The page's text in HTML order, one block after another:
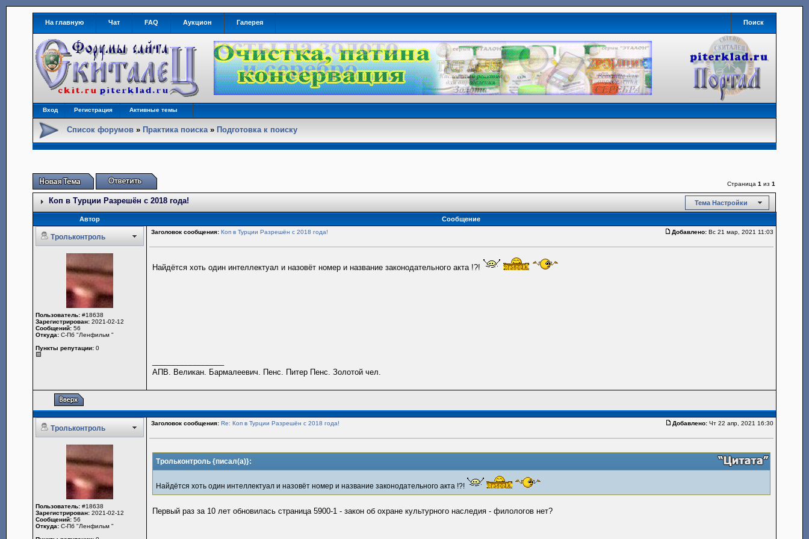
На главную Чат FAQ Аукцион Галерея Поиск
Вход Регистрация Активные темы
Список форумов» Практика поиска» Подготовка к поиску
Страница 1 из 1
Коп в Турции Разрешён с 2018 года! Тема Настройки
Автор Сообщение
Трольконтроль
Заголовок сообщения: Коп в Турции Разрешён с 2018 года! Добавлено:Вс 21 мар, 2021 11:03
Пользователь:#18638
Зарегистрирован:2021-02-12
Сообщений:56
Откуда:С-Пб "Ленфильм "
Пункты репутации:0
Найдётся хоть один интеллектуал и назовёт номер и название законодательного акта !?!
АПВ. Великан. Бармалеевич. Пенс. Питер Пенс. Золотой чел.
Трольконтроль
Заголовок сообщения: Re: Коп в Турции Разрешён с 2018 года! Добавлено:Чт 22 апр, 2021 16:30
Пользователь:#18638
Зарегистрирован:2021-02-12
Сообщений:56
Откуда:С-Пб "Ленфильм "
Трольконтроль {писал(а)}:
Найдётся хоть один интеллектуал и назовёт номер и название законодательного акта !?!
Первый раз за 10 лет обновилась страница 5900-1 - закон об охране культурного наследия - филологов нет?